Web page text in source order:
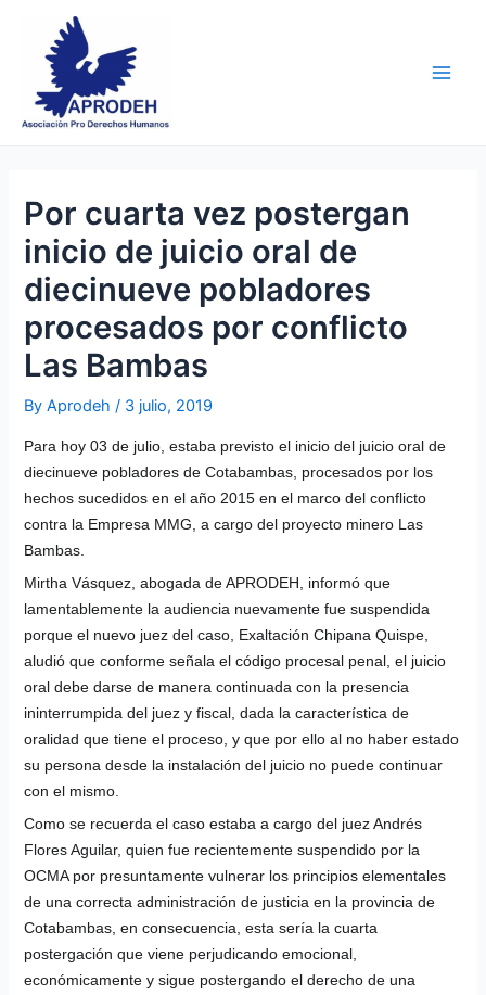
content
Por cuarta vez postergan
inicio de juicio oral de
diecinueve pobladores
procesados por conflicto
Las Bambas
ByAprodeh/ 3 julio, 2019
Para hoy 03 de julio, estaba previsto el inicio del juicio oral de
diecinueve pobladores de Cotabambas, procesados por los
hechos sucedidos en el año 2015 en el marco del conflicto
contra la Empresa MMG, a cargo del proyecto minero Las
Bambas.
Mirtha Vásquez, abogada de APRODEH, informó que
lamentablemente la audiencia nuevamente fue suspendida
porque el nuevo juez del caso, Exaltación Chipana Quispe,
aludió que conforme señala el código procesal penal, el juicio
oral debe darse de manera continuada con la presencia
ininterrumpida del juez y fiscal, dada la característica de
oralidad que tiene el proceso, y que por ello al no haber estado
su persona desde la instalación del juicio no puede continuar
con el mismo.
Como se recuerda el caso estaba a cargo del juez Andrés
Flores Aguilar, quien fue recientemente suspendido por la
OCMA por presuntamente vulnerar los principios elementales
de una correcta administración de justicia en la provincia de
Cotabambas, en consecuencia, esta sería la cuarta
postergación que viene perjudicando emocional,
económicamente y sigue postergando el derecho de una
navigation